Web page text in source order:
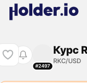
#2497
Курс
RKC/USD